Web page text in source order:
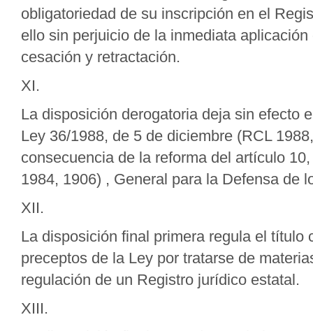
obligatoriedad de su inscripción en el
ello sin perjuicio de la inmediata
cesación y retractación.
XI.
La disposición derogatoria deja sin efecto
Ley 36/1988, de 5 de diciembre (RCL
consecuencia de la reforma del artículo
1984, 1906) , General para la Defensa de
XII.
La disposición final primera regula el
preceptos de la Ley por tratarse de
regulación de un Registro jurídico estatal.
XIII.